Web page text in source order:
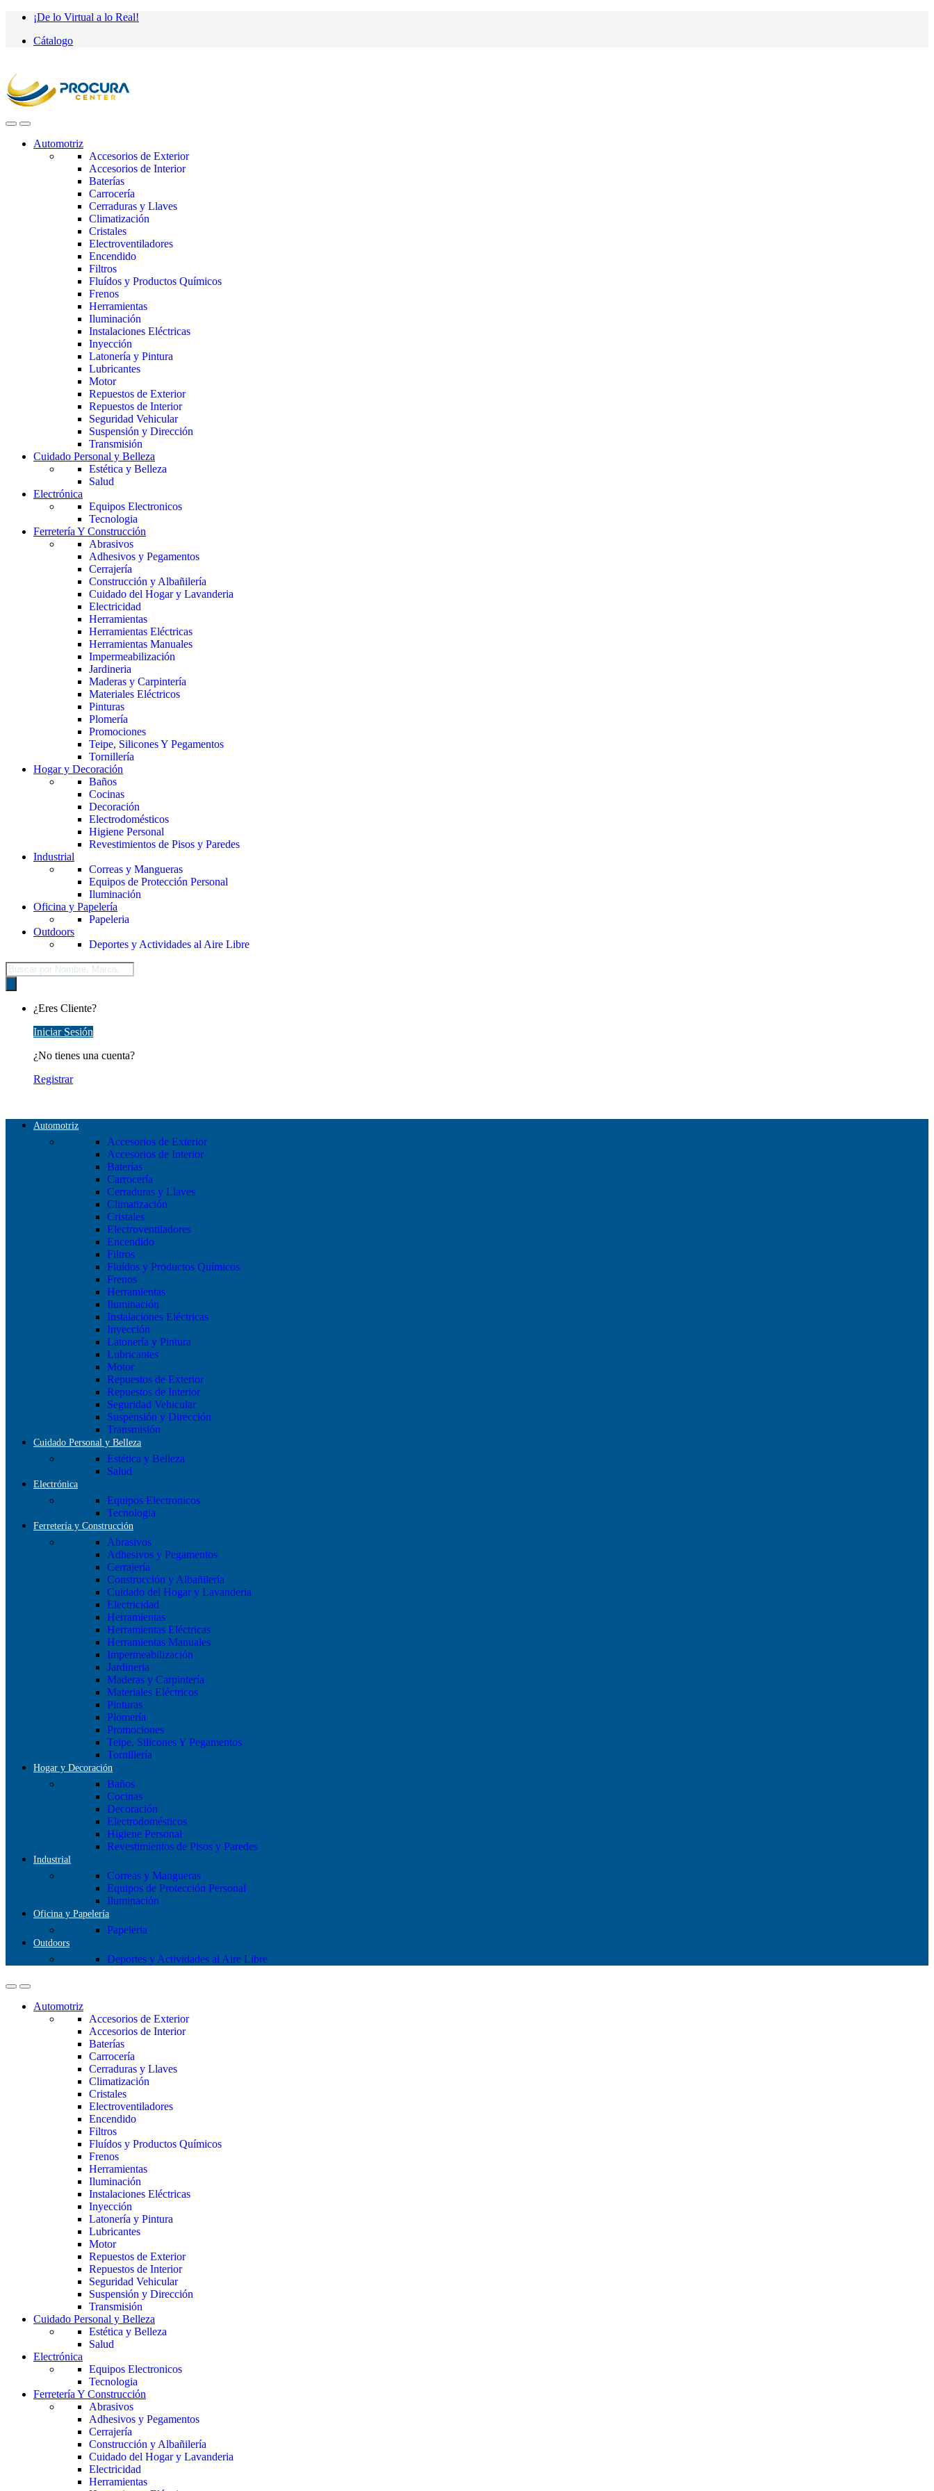
Saltar
navegación
saltar
contenido
¡De lo Virtual a lo Real!
Cátalogo
Automotriz
Accesorios de Exterior
Accesorios de Interior
Baterías
Carrocería
Cerraduras y Llaves
Climatización
Cristales
Electroventiladores
Encendido
Filtros
Fluídos y Productos Químicos
Frenos
Herramientas
Iluminación
Instalaciones Eléctricas
Inyección
Latonería y Pintura
Lubricantes
Motor
Repuestos de Exterior
Repuestos de Interior
Seguridad Vehicular
Suspensión y Dirección
Transmisión
Cuidado Personal y Belleza
Estética y Belleza
Salud
Electrónica
Equipos Electronicos
Tecnologia
Ferretería Y Construcción
Abrasivos
Adhesivos y Pegamentos
Cerrajería
Construcción y Albañilería
Cuidado del Hogar y Lavanderia
Electricidad
Herramientas
Herramientas Eléctricas
Herramientas Manuales
Impermeabilización
Jardineria
Maderas y Carpintería
Materiales Eléctricos
Pinturas
Plomería
Promociones
Teipe, Silicones Y Pegamentos
Tornillería
Hogar y Decoración
Baños
Cocinas
Decoración
Electrodomésticos
Higiene Personal
Revestimientos de Pisos y Paredes
Industrial
Correas y Mangueras
Equipos de Protección Personal
Iluminación
Oficina y Papelería
Papeleria
Outdoors
Deportes y Actividades al Aire Libre
Búsqueda
de
productos
¿Eres Cliente?
Iniciar Sesión
¿No tienes una cuenta?
Registrar
Automotriz
Accesorios de Exterior
Accesorios de Interior
Baterías
Carrocería
Cerraduras y Llaves
Climatización
Cristales
Electroventiladores
Encendido
Filtros
Fluídos y Productos Químicos
Frenos
Herramientas
Iluminación
Instalaciones Eléctricas
Inyección
Latonería y Pintura
Lubricantes
Motor
Repuestos de Exterior
Repuestos de Interior
Seguridad Vehicular
Suspensión y Dirección
Transmisión
Cuidado Personal y Belleza
Estética y Belleza
Salud
Electrónica
Equipos Electronicos
Tecnologia
Ferretería y Construcción
Abrasivos
Adhesivos y Pegamentos
Cerrajería
Construcción y Albañilería
Cuidado del Hogar y Lavanderia
Electricidad
Herramientas
Herramientas Eléctricas
Herramientas Manuales
Impermeabilización
Jardineria
Maderas y Carpintería
Materiales Eléctricos
Pinturas
Plomería
Promociones
Teipe, Silicones Y Pegamentos
Tornillería
Hogar y Decoración
Baños
Cocinas
Decoración
Electrodomésticos
Higiene Personal
Revestimientos de Pisos y Paredes
Industrial
Correas y Mangueras
Equipos de Protección Personal
Iluminación
Oficina y Papelería
Papeleria
Outdoors
Deportes y Actividades al Aire Libre
Automotriz
Accesorios de Exterior
Accesorios de Interior
Baterías
Carrocería
Cerraduras y Llaves
Climatización
Cristales
Electroventiladores
Encendido
Filtros
Fluídos y Productos Químicos
Frenos
Herramientas
Iluminación
Instalaciones Eléctricas
Inyección
Latonería y Pintura
Lubricantes
Motor
Repuestos de Exterior
Repuestos de Interior
Seguridad Vehicular
Suspensión y Dirección
Transmisión
Cuidado Personal y Belleza
Estética y Belleza
Salud
Electrónica
Equipos Electronicos
Tecnologia
Ferretería Y Construcción
Abrasivos
Adhesivos y Pegamentos
Cerrajería
Construcción y Albañilería
Cuidado del Hogar y Lavanderia
Electricidad
Herramientas